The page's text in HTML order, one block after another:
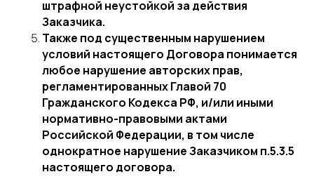
штрафной неустойкой за действия
Заказчика.
Также под существенным нарушением
условий настоящего Договора понимается
любое нарушение авторских прав,
регламентированных Главой 70
Гражданского Кодекса РФ, и/или иными
нормативно-правовыми актами
Российской Федерации, в том числе
однократное нарушение Заказчиком п.5.3.5
настоящего договора.